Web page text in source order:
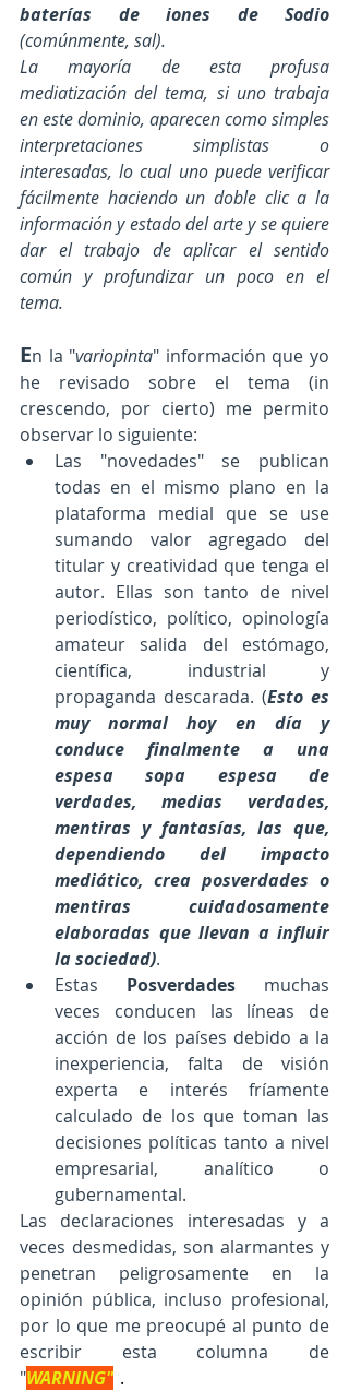
baterías de iones de Sodio
(comúnmente, sal).
La mayoría de esta profusa
mediatización del tema, si uno trabaja
en este dominio, aparecen como simples
interpretaciones simplistas o
interesadas, lo cual uno puede verificar
fácilmente haciendo un doble clic a la
información y estado del arte y se quiere
dar el trabajo de aplicar el sentido
común y profundizar un poco en el
tema.
En la "variopinta" información que yo
he revisado sobre el tema (in
crescendo, por cierto) me permito
observar lo siguiente:
Las "novedades" se publican
todas en el mismo plano en la
plataforma medial que se use
sumando valor agregado del
titular y creatividad que tenga el
autor. Ellas son tanto de nivel
periodístico, político, opinología
amateur salida del estómago,
científica, industrial y
propaganda descarada. (Esto es
muy normal hoy en día y
conduce finalmente a una
espesa sopa espesa de
verdades, medias verdades,
mentiras y fantasías, las que,
dependiendo del impacto
mediático, crea posverdades o
mentiras cuidadosamente
elaboradas que llevan a influir
la sociedad).
Estas Posverdades muchas
veces conducen las líneas de
acción de los países debido a la
inexperiencia, falta de visión
experta e interés fríamente
calculado de los que toman las
decisiones políticas tanto a nivel
empresarial, analítico o
gubernamental.
Las declaraciones interesadas y a
veces desmedidas, son alarmantes y
penetran peligrosamente en la
opinión pública, incluso profesional,
por lo que me preocupé al punto de
escribir esta columna de
"WARNING"" .